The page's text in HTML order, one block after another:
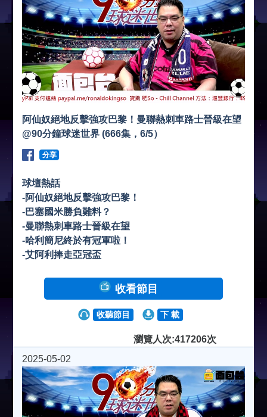
阿仙奴絕地反擊強攻巴黎！曼聯熱刺車路士晉級在望
@90分鐘球迷世界 (666集，6/5）
分享
球壇熱話
-阿仙奴絕地反擊強攻巴黎！
-巴塞國米勝負難料？
-曼聯熱刺車路士晉級在望
-哈利簡尼終於有冠軍啦！
-艾阿利捧走亞冠盃
收看節目
收聽節目 下 載
瀏覽人次:417206次
2025-05-02